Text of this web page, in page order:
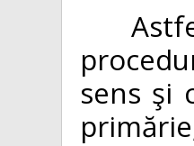
sens şi